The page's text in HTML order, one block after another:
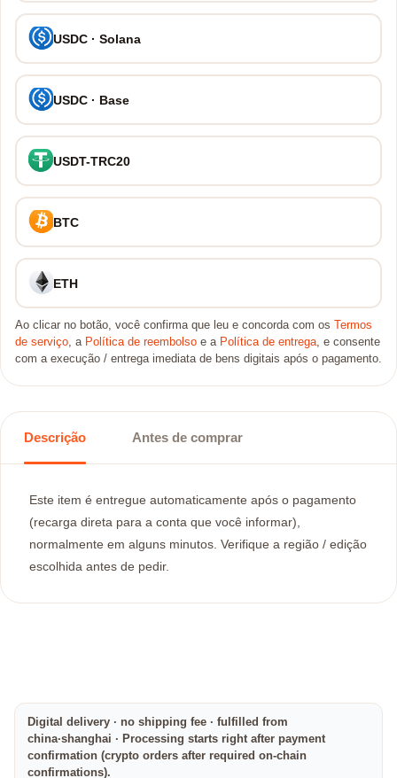
USDC · Solana
USDC · Base
USDT-TRC20
BTC
ETH
Ao clicar no botão, você confirma que leu e concorda com os
Termos
de serviço, a Política de reembolso e a Política de entrega, e consente
com a execução / entrega imediata de bens digitais após o pagamento.
Descrição Antes de comprar
Este item é entregue automaticamente após o pagamento
(recarga direta para a conta que você informar),
normalmente em alguns minutos. Verifique a região / edição
escolhida antes de pedir.
Digital delivery · no shipping fee · fulfilled from
china·shanghai · Processing starts right after payment
confirmation (crypto orders after required on-chain
confirmations).